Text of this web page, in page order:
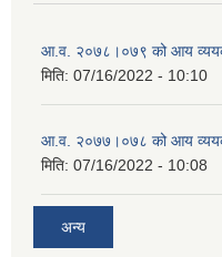
आ.व. २०७८।०७९ को आय
मिति: 07/16/2022 - 10:10
आ.व. २०७७।०७८ को आय
मिति: 07/16/2022 - 10:08
अन्य